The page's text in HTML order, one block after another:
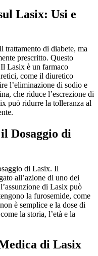
Lasix: Usi e
di diabete, ma
prescritto. Questo
Lasix è un farmaco
come il diuretico
l’eliminazione di sodio e
che riduce l’escrezione di
può ridurre la tolleranza al
Dosaggio di
di Lasix. Il
all’azione di uno dei
di Lasix può
la furosemide, come
è semplice e la dose di
la storia, l’età e la
di Lasix